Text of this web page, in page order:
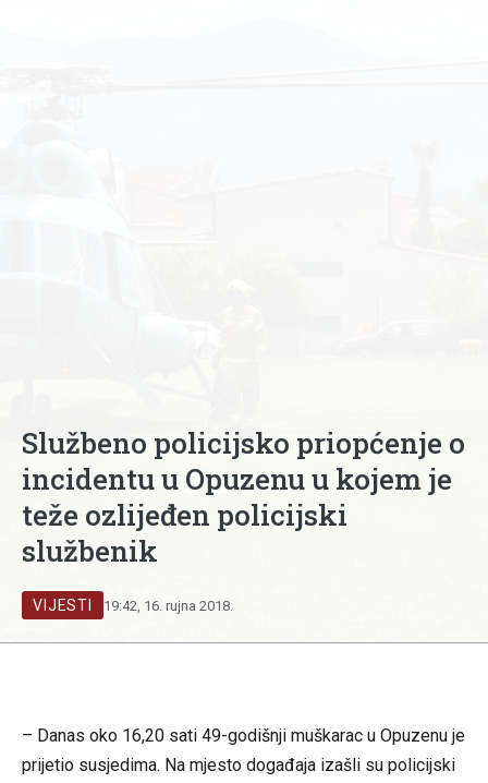
Službeno policijsko priopćenje o
incidentu u Opuzenu u kojem je
teže ozlijeđen policijski
službenik
VIJESTI 19:42, 16. rujna 2018.
– Danas oko 16,20 sati 49-godišnji muškarac u Opuzenu je
prijetio susjedima. Na mjesto događaja izašli su policijski